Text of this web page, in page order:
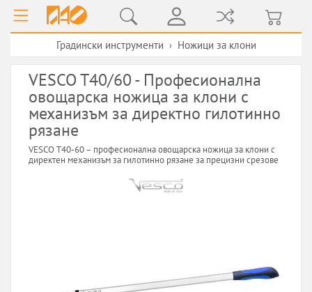
Градински инструменти › Ножици за клони
VESCO T40/60 - Професионална
овощарска ножица за клони с
механизъм за директно гилотинно
рязане
VESCO T40-60 – професионална овощарска ножица за клони с
директен механизъм за гилотинно рязане за прецизни срезове